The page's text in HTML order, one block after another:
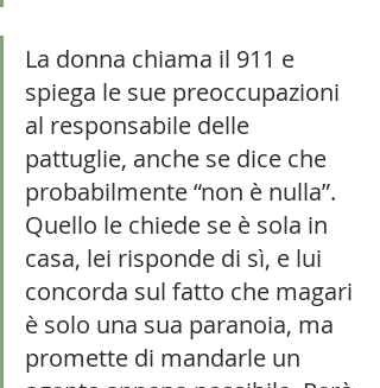
La donna chiama il 911 e
spiega le sue preoccupazioni
al responsabile delle
pattuglie, anche se dice che
probabilmente “non è nulla”.
Quello le chiede se è sola in
casa, lei risponde di sì, e lui
concorda sul fatto che magari
è solo una sua paranoia, ma
promette di mandarle un